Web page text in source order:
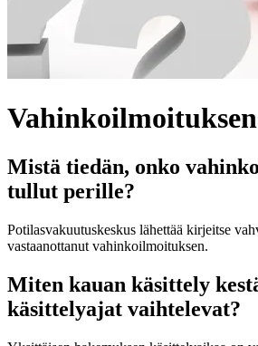
Mistä tiedän, onko
tullut perille?
Potilasvakuutuskeskus lähettää kirjeitse
vastaanottanut vahinkoilmoituksen.
Miten kauan käsittely
käsittelyajat vaihtelevat?